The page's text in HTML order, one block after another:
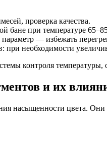
проверка качества.
бане при температуре
— избежать
необходимости
контроля
и их
насыщенности цвета.